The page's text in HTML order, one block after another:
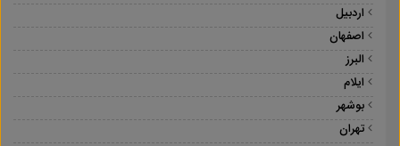
اردبیل
اصفهان
البرز
ایلام
بوشهر
تهران